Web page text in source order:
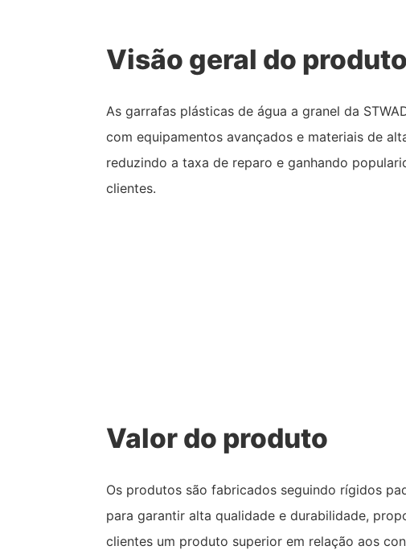
Visão geral do produto
As garrafas plásticas de água a granel da
com equipamentos avançados e materiais de
reduzindo a taxa de reparo e ganhando
clientes.
Valor do produto
Os produtos são fabricados seguindo rígidos
para garantir alta qualidade e durabilidade,
clientes um produto superior em relação aos